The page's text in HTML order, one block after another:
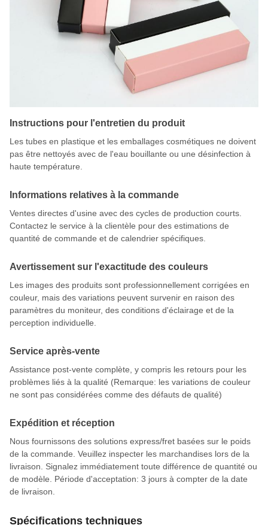
Instructions pour l'entretien du produit
Les tubes en plastique et les emballages cosmétiques ne doivent
pas être nettoyés avec de l'eau bouillante ou une désinfection à
haute température.
Informations relatives à la commande
Ventes directes d'usine avec des cycles de production courts.
Contactez le service à la clientèle pour des estimations de
quantité de commande et de calendrier spécifiques.
Avertissement sur l'exactitude des couleurs
Les images des produits sont professionnellement corrigées en
couleur, mais des variations peuvent survenir en raison des
paramètres du moniteur, des conditions d'éclairage et de la
perception individuelle.
Service après-vente
Assistance post-vente complète, y compris les retours pour les
problèmes liés à la qualité (Remarque: les variations de couleur
ne sont pas considérées comme des défauts de qualité)
Expédition et réception
Nous fournissons des solutions express/fret basées sur le poids
de la commande. Veuillez inspecter les marchandises lors de la
livraison. Signalez immédiatement toute différence de quantité ou
de modèle. Période d'acceptation: 3 jours à compter de la date
de livraison.
Spécifications techniques